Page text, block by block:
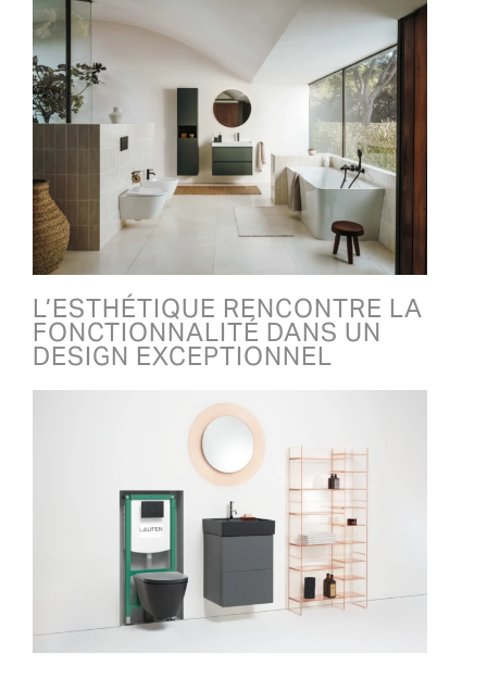
L’ESTHÉTIQUE RENCONTRE LA
FONCTIONNALITÉ DANS UN
DESIGN EXCEPTIONNEL